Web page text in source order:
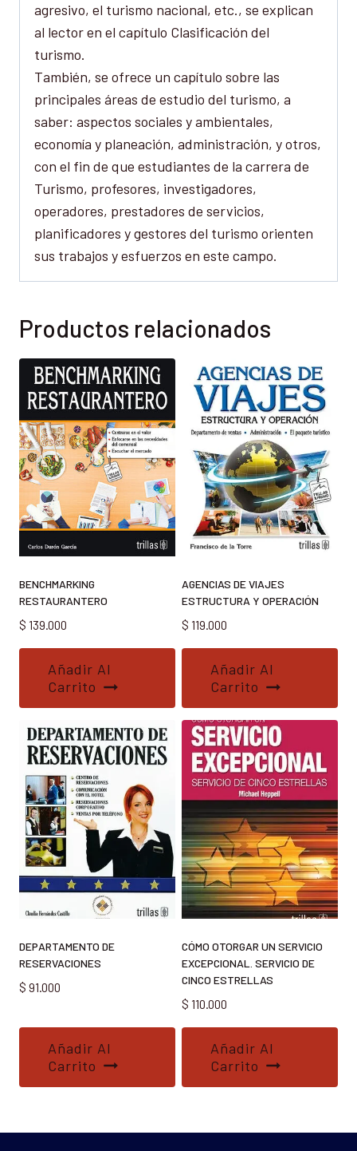
agresivo, el turismo nacional, etc., se explican
al lector en el capítulo Clasificación del
turismo.
También, se ofrece un capítulo sobre las
principales áreas de estudio del turismo, a
saber: aspectos sociales y ambientales,
economía y planeación, administración, y otros,
con el fin de que estudiantes de la carrera de
Turismo, profesores, investigadores,
operadores, prestadores de servicios,
planificadores y gestores del turismo orienten
sus trabajos y esfuerzos en este campo.
Productos relacionados
BENCHMARKING
RESTAURANTERO
$ 139.000
Añadir Al
Carrito
AGENCIAS DE VIAJES
ESTRUCTURA Y OPERACIÓN
$ 119.000
Añadir Al
Carrito
DEPARTAMENTO DE
RESERVACIONES
$ 91.000
Añadir Al
Carrito
CÓMO OTORGAR UN SERVICIO
EXCEPCIONAL. SERVICIO DE
CINCO ESTRELLAS
$ 110.000
Añadir Al
Carrito